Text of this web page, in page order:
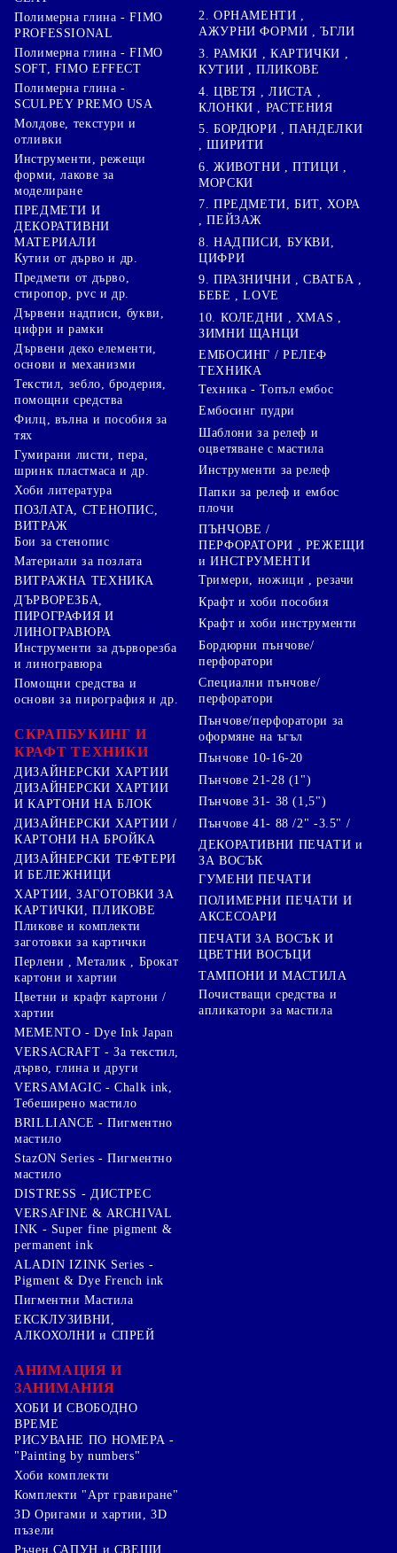
Полимерна глина - FIMO
PROFESSIONAL
Полимерна глина - FIMO
SOFT, FIMO EFFECT
Полимерна глина -
SCULPEY PREMO USA
Молдове, текстури и
отливки
Инструменти, режещи
форми, лакове за
моделиране
ПРЕДМЕТИ И
ДЕКОРАТИВНИ
МАТЕРИАЛИ
Кутии от дърво и др.
Предмети от дърво,
стиропор, pvc и др.
Дървени надписи, букви,
цифри и рамки
Дървени деко елементи,
основи и механизми
Текстил, зебло, бродерия,
помощни средства
Филц, вълна и пособия за
тях
Гумирани листи, пера,
шринк пластмаса и др.
Хоби литература
ПОЗЛАТА, СТЕНОПИС,
ВИТРАЖ
Бои за стенопис
Материали за позлата
ВИТРАЖНА ТЕХНИКА
ДЪРВОРЕЗБА,
ПИРОГРАФИЯ И
ЛИНОГРАВЮРА
Инструменти за дърворезба
и линогравюра
Помощни средства и
основи за пирография и др.
СКРАПБУКИНГ И
КРАФТ ТЕХНИКИ
ДИЗАЙНЕРСКИ ХАРТИИ
ДИЗАЙНЕРСКИ ХАРТИИ
И КАРТОНИ НА БЛОК
ДИЗАЙНЕРСКИ ХАРТИИ /
КАРТОНИ НА БРОЙКА
ДИЗАЙНЕРСКИ ТЕФТЕРИ
И БЕЛЕЖНИЦИ
ХАРТИИ, ЗАГОТОВКИ ЗА
КАРТИЧКИ, ПЛИКОВЕ
Пликове и комплекти
заготовки за картички
Перлени , Металик , Брокат
картони и хартии
Цветни и крафт картони /
хартии
2. ОРНАМЕНТИ ,
АЖУРНИ ФОРМИ , ЪГЛИ
3. РАМКИ , КАРТИЧКИ ,
КУТИИ , ПЛИКОВЕ
4. ЦВЕТЯ , ЛИСТА ,
КЛОНКИ , РАСТЕНИЯ
5. БОРДЮРИ , ПАНДЕЛКИ
, ШИРИТИ
6. ЖИВОТНИ , ПТИЦИ ,
МОРСКИ
7. ПРЕДМЕТИ, БИТ, ХОРА
, ПЕЙЗАЖ
8. НАДПИСИ, БУКВИ,
ЦИФРИ
9. ПРАЗНИЧНИ , СВАТБА ,
БЕБЕ , LOVE
10. КОЛЕДНИ , XMAS ,
ЗИМНИ ЩАНЦИ
ЕМБОСИНГ / РЕЛЕФ
ТЕХНИКА
Техника - Топъл ембос
Ембосинг пудри
Шаблони за релеф и
оцветяване с мастила
Инструменти за релеф
Папки за релеф и ембос
плочи
ПЪНЧОВЕ /
ПЕРФОРАТОРИ , РЕЖЕЩИ
и ИНСТРУМЕНТИ
Тримери, ножици , резачи
Крафт и хоби пособия
Крафт и хоби инструменти
Бордюрни пънчове/
перфоратори
Специални пънчове/
перфоратори
Пънчове/перфоратори за
оформяне на ъгъл
Пънчове 10-16-20
Пънчове 21-28 (1")
Пънчове 31- 38 (1,5")
Пънчове 41- 88 /2" -3.5" /
ДЕКОРАТИВНИ ПЕЧАТИ и
ЗА ВОСЪК
ГУМЕНИ ПЕЧАТИ
ПОЛИМЕРНИ ПЕЧАТИ И
АКСЕСОАРИ
ПЕЧАТИ ЗА ВОСЪК И
ЦВЕТНИ ВОСЪЦИ
ТАМПОНИ И МАСТИЛА
Почистващи средства и
апликатори за мастила
MEMENTO - Dye Ink Japan
VERSACRAFT - За текстил,
дърво, глина и други
VERSAMAGIC - Chalk ink,
Тебеширено мастило
BRILLIANCE - Пигментно
мастило
StazON Series - Пигментно
мастило
DISTRESS - ДИСТРЕС
VERSAFINE & ARCHIVAL
INK - Super fine pigment &
permanent ink
ALADIN IZINK Series -
Pigment & Dye French ink
Пигментни Мастила
ЕКСКЛУЗИВНИ,
АЛКОХОЛНИ и СПРЕЙ
АНИМАЦИЯ И
ЗАНИМАНИЯ
ХОБИ И СВОБОДНО
ВРЕМЕ
РИСУВАНЕ ПО НОМЕРА -
"Painting by numbers"
Хоби комплекти
Комплекти "Арт гравиране"
3D Оригами и хартии, 3D
пъзели
Ръчен САПУН и СВЕЩИ